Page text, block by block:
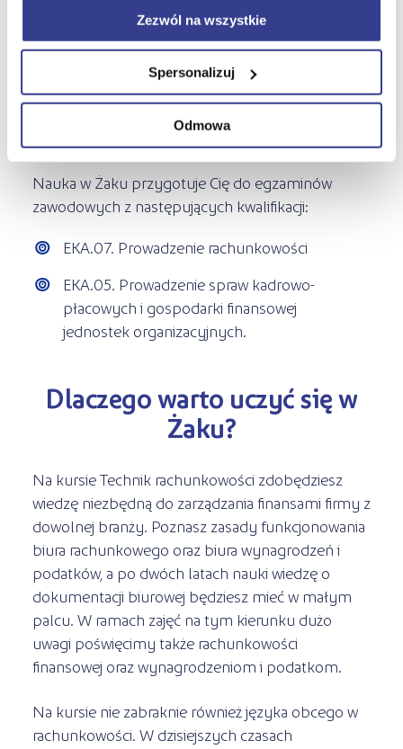
Zezwól na wszystkie
Spersonalizuj
Odmowa
Tworzyć sprawozdania i analizy
Prowadzić inwentaryzacje
Rozliczać wynagrodzenia i podatki
Nauka w Żaku przygotuje Cię do egzaminów
zawodowych z następujących kwalifikacji:
EKA.07. Prowadzenie rachunkowości
EKA.05. Prowadzenie spraw kadrowo-
płacowych i gospodarki finansowej
jednostek organizacyjnych.
Dlaczego warto uczyć się w
Żaku?
Na kursie Technik rachunkowości zdobędziesz
wiedzę niezbędną do zarządzania finansami firmy z
dowolnej branży. Poznasz zasady funkcjonowania
biura rachunkowego oraz biura wynagrodzeń i
podatków, a po dwóch latach nauki wiedzę o
dokumentacji biurowej będziesz mieć w małym
palcu. W ramach zajęć na tym kierunku dużo
uwagi poświęcimy także rachunkowości
finansowej oraz wynagrodzeniom i podatkom.
Na kursie nie zabraknie również języka obcego w
rachunkowości. W dzisiejszych czasach